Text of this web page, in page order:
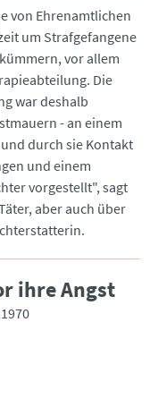
von Ehrenamtlichen
um Strafgefangene
vor allem
Die
war deshalb
- an einem
durch sie Kontakt
und einem
vorgestellt", sagt
aber auch über
ihre Angst